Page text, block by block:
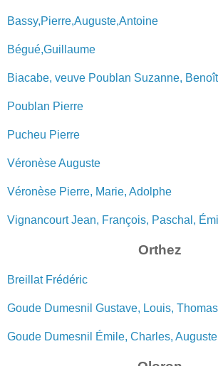
Bassy,Pierre,Auguste,Antoine
Bégué,Guillaume
Biacabe, veuve Poublan Suzanne, Benoît
Poublan Pierre
Pucheu Pierre
Véronèse Auguste
Véronèse Pierre, Marie, Adolphe
Vignancourt Jean, François, Paschal,
Orthez
Breillat Frédéric
Goude Dumesnil Gustave, Louis, Thomas
Goude Dumesnil Émile, Charles, Auguste